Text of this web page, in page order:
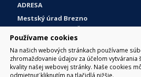
Používame cookies
Na našich webových stránkach používame
zhromažďovanie údajov za účelom vytvárania
kvality našej webovej stránky. Naše cookies
odmietnuť kliknutím na tlačidlá nižšie.
ADRESA
Mestský úrad Brezno
Námestie gen. M. R. Štefánika 1
977 01 Brezno
Slovakia (Slovak Republic)